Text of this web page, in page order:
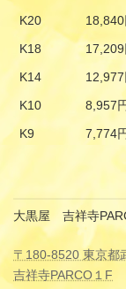
K20
K18
K14
K10
8,957
K9
7,774
大黒屋 吉祥寺
〒180-8520 東京都
吉祥寺PARCO１F